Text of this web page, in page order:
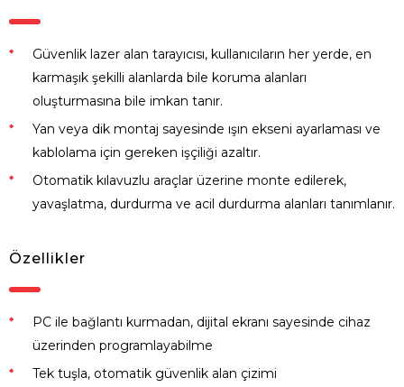
Güvenlik lazer alan tarayıcısı, kullanıcıların her yerde, en
karmaşık şekilli alanlarda bile koruma alanları
oluşturmasına bile imkan tanır.
Yan veya dik montaj sayesinde ışın ekseni ayarlaması ve
kablolama için gereken işçiliği azaltır.
Otomatik kılavuzlu araçlar üzerine monte edilerek,
yavaşlatma, durdurma ve acil durdurma alanları tanımlanır.
Özellikler
PC ile bağlantı kurmadan, dijital ekranı sayesinde cihaz
üzerinden programlayabilme
Tek tuşla, otomatik güvenlik alan çizimi